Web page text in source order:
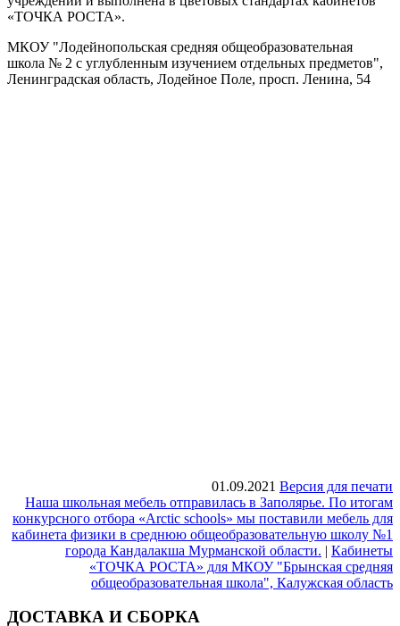
«ТОЧКА РОСТА».
МКОУ "Лодейнопольская средняя общеобразовательная
школа № 2 с углубленным изучением отдельных предметов",
Ленинградская область, Лодейное Поле, просп. Ленина, 54
01.09.2021 Версия для печати
Наша школьная мебель отправилась в Заполярье. По итогам
конкурсного отбора «Arctic schools» мы поставили мебель для
кабинета физики в среднюю общеобразовательную школу №1
города Кандалакша Мурманской области. | Кабинеты
«ТОЧКА РОСТА» для МКОУ "Брынская средняя
общеобразовательная школа", Калужская область
ДОСТАВКА И СБОРКА